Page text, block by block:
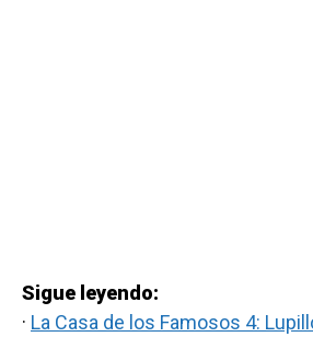
Sigue leyendo:
· La Casa de los Famosos 4: